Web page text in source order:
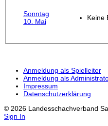
Sonntag
10. Mai
Keine
Anmeldung als Spielleiter
Anmeldung als
Impressum
Datenschutzerklärung
© 2026 Landesschachverband
Sign In